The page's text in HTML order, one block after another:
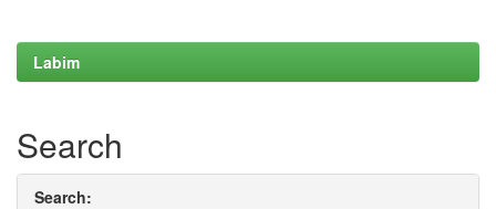
Labim
Search
Search: